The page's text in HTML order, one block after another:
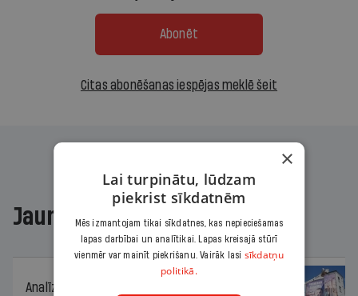
Abonēt
Citas abonēšanas iespējas meklē šeit
Jaunākajā žurnālā
Analīze
×
Lai turpinātu, lūdzam
piekrist sīkdatnēm
Mēs izmantojam tikai sīkdatnes, kas nepieciešamas
lapas darbībai un analītikai. Lapas kreisajā stūrī
vienmēr var mainīt piekrišanu. Vairāk lasi sīkdatņu
politikā.